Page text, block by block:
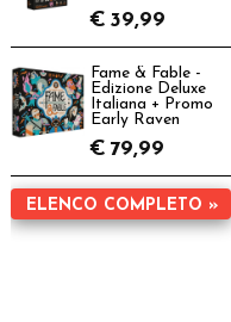
€ 39,99
Fame & Fable -
Edizione Deluxe
Italiana + Promo
Early Raven
€ 79,99
ELENCO COMPLETO »